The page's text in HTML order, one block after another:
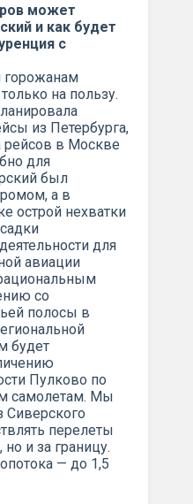
может
и как будет
с
горожанам
на пользу.
из Петербурга,
рейсов в Москве
для
был
а в
острой нехватки
для
авиации
со
полосы в
будет
Пулково по
самолетам. Мы
Сиверского
перелеты
и за границу.
— до 1,5